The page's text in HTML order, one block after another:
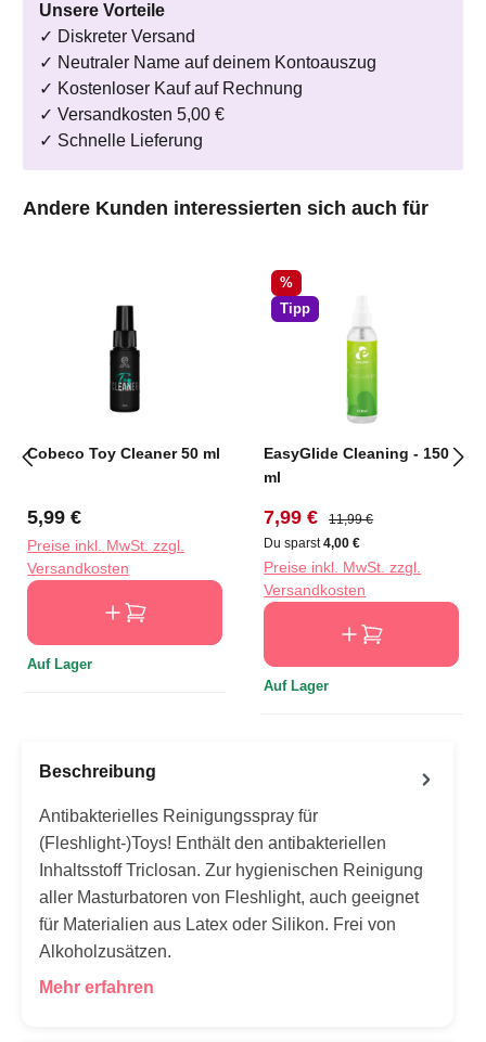
Unsere Vorteile
✓ Diskreter Versand
✓ Neutraler Name auf deinem Kontoauszug
✓ Kostenloser Kauf auf Rechnung
✓ Versandkosten 5,00 €
✓ Schnelle Lieferung
Produktgalerie überspringen
Andere Kunden interessierten sich auch für
Cobeco Toy Cleaner 50 ml
Regulärer Preis:
5,99 €
Preise inkl. MwSt. zzgl.
Versandkosten
Auf Lager
Rabatt
%
Tipp
EasyGlide Cleaning - 150
ml
Verkaufspreis:
7,99 € Regulärer Preis:
11,99 €
Du sparst4,00 €
Preise inkl. MwSt. zzgl.
Versandkosten
Auf Lager
Beschreibung
Antibakterielles Reinigungsspray für
(Fleshlight-)Toys! Enthält den antibakteriellen
Inhaltsstoff Triclosan. Zur hygienischen Reinigung
aller Masturbatoren von Fleshlight, auch geeignet
für Materialien aus Latex oder Silikon. Frei von
Alkoholzusätzen.
Mehr erfahren